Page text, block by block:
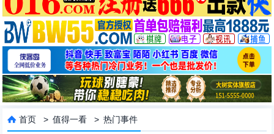
 首页 >值得一看 >热门事件